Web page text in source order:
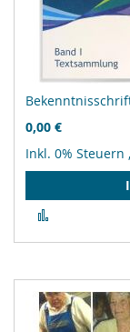
0,00 €
Inkl. 0% Steuern ,
hinzufügen